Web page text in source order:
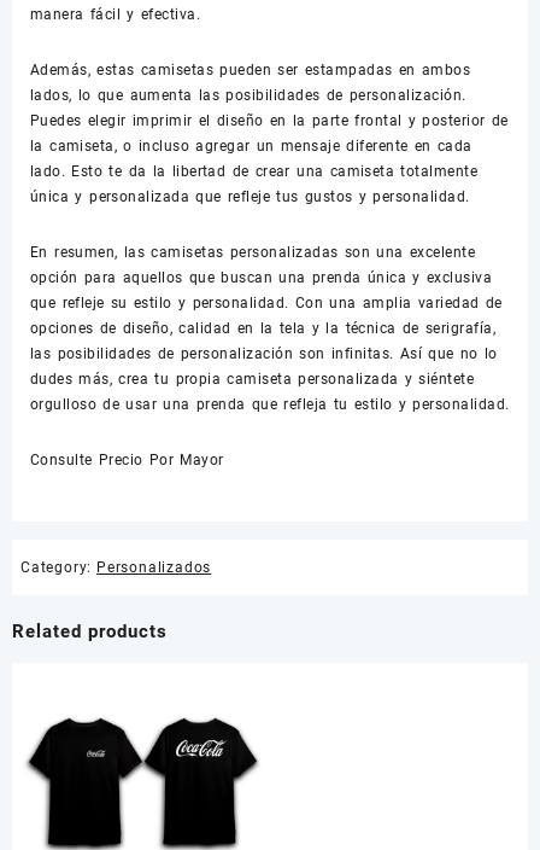
manera fácil y efectiva.
Además, estas camisetas pueden ser estampadas en ambos
lados, lo que aumenta las posibilidades de personalización.
Puedes elegir imprimir el diseño en la parte frontal y posterior de
la camiseta, o incluso agregar un mensaje diferente en cada
lado. Esto te da la libertad de crear una camiseta totalmente
única y personalizada que refleje tus gustos y personalidad.
En resumen, las camisetas personalizadas son una excelente
opción para aquellos que buscan una prenda única y exclusiva
que refleje su estilo y personalidad. Con una amplia variedad de
opciones de diseño, calidad en la tela y la técnica de serigrafía,
las posibilidades de personalización son infinitas. Así que no lo
dudes más, crea tu propia camiseta personalizada y siéntete
orgulloso de usar una prenda que refleja tu estilo y personalidad.
Consulte Precio Por Mayor
Category: Personalizados
Related products